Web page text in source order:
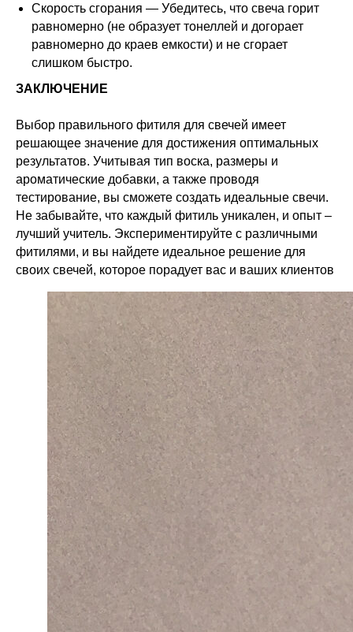
Скорость сгорания — Убедитесь, что свеча горит
равномерно (не образует тонеллей и догорает
равномерно до краев емкости) и не сгорает
слишком быстро.
ЗАКЛЮЧЕНИЕ
Выбор правильного фитиля для свечей имеет
решающее значение для достижения оптимальных
результатов. Учитывая тип воска, размеры и
ароматические добавки, а также проводя
тестирование, вы сможете создать идеальные свечи.
Не забывайте, что каждый фитиль уникален, и опыт –
лучший учитель. Экспериментируйте с различными
фитилями, и вы найдете идеальное решение для
своих свечей, которое порадует вас и ваших клиентов